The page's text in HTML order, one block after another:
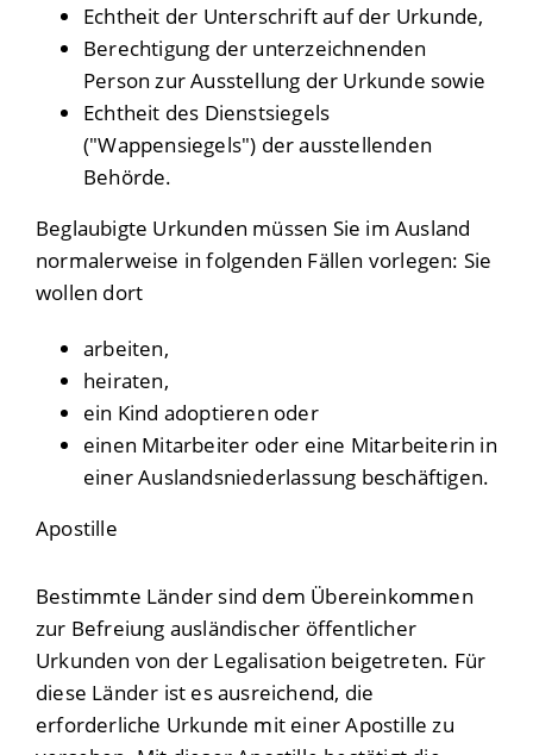
Echtheit der Unterschrift auf der Urkunde,
Berechtigung der unterzeichnenden
Person zur Ausstellung der Urkunde sowie
Echtheit des Dienstsiegels
("Wappensiegels") der ausstellenden
Behörde.
Beglaubigte Urkunden müssen Sie im Ausland
normalerweise in folgenden Fällen vorlegen: Sie
wollen dort
arbeiten,
heiraten,
ein Kind adoptieren oder
einen Mitarbeiter oder eine Mitarbeiterin in
einer Auslandsniederlassung beschäftigen.
Apostille
Bestimmte Länder sind dem Übereinkommen
zur Befreiung ausländischer öffentlicher
Urkunden von der Legalisation beigetreten. Für
diese Länder ist es ausreichend, die
erforderliche Urkunde mit einer Apostille zu